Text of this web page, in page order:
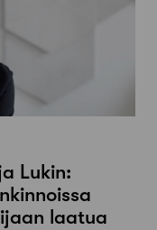
Lukin:
laatua